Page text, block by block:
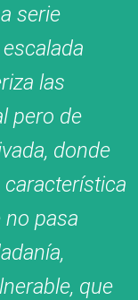
serie
las
pero de
donde
no pasa
que